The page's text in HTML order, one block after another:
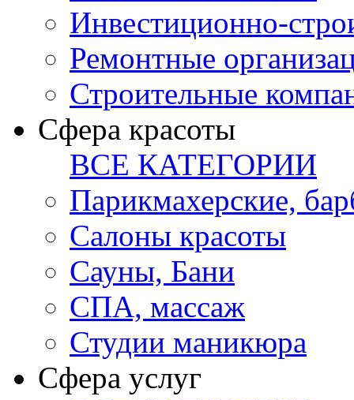
Инвестиционно-
Ремонтные
Строительные
Сфера красоты
ВСЕ КАТЕГОРИИ
Парикмахерские,
Салоны красоты
Сауны, Бани
СПА, массаж
Студии маникюра
Сфера услуг